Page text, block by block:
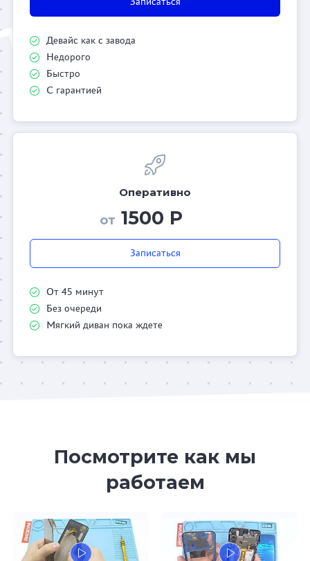
Девайс как с завода
Недорого
Быстро
С гарантией
Оперативно
от 1500 Р
Записаться
От 45 минут
Без очереди
Мягкий диван пока ждете
Посмотрите как мы
работаем